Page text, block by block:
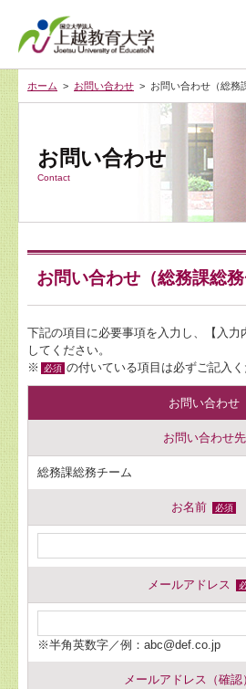
ホーム > お問い合わせ > お問い合わせ（総務
お問い合わせ
Contact
お問い合わせ（総務課総務
下記の項目に必要事項を入力し、【入力
してください。
※
必須 の付いている項目は必ずご記入く
お問い合わせ
お問い合わせ先
総務課総務チーム
お名前 必須
メールアドレス
※半角英数字／例：abc@def.co.jp
メールアドレス（確認